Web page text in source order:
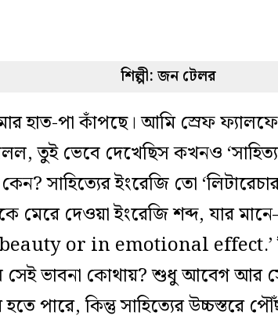
শিল্পী: জন টেলর
হাত-পা কাঁপছে। আমি স্রেফ
তুই ভেবে দেখেছিস কখনও
সাহিত্যের ইংরেজি তো
মেরে দেওয়া ইংরেজি শব্দ, যার
or in emotional effect.’
সেই ভাবনা কোথায়? শুধু আবেগ আর
পারে, কিন্তু সাহিত্যের উচ্চস্তরে